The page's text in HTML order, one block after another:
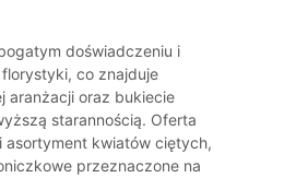
doświadczeniu i
co znajduje
aranżacji oraz bukiecie
starannością. Oferta
asortyment kwiatów ciętych,
przeznaczone na